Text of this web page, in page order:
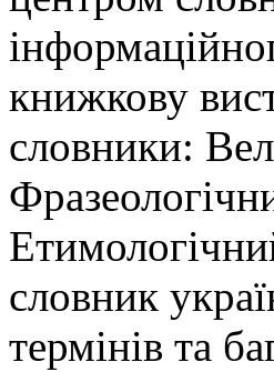
книжкову
словники:
словник
термінів та